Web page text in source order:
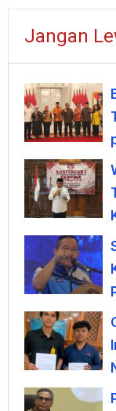
Jangan